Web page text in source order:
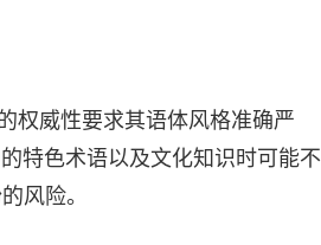
权威性要求其语体风格准确严
特色术语以及文化知识时可能不
风险。